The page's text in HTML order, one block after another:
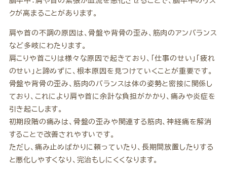
クが高まることがあります。
肩や首の不調の原因は、骨盤や背骨の歪み、筋肉のアンバランス
など多岐にわたります。
肩こりや首こりは様々な原因で起きており、「仕事のせい」「疲れ
のせい」と諦めずに、根本原因を見つけていくことが重要です。
骨盤や背骨の歪み、筋肉のバランスは体の姿勢と密接に関係し
ており、これにより肩や首に余計な負担がかかり、痛みや炎症を
引き起こします。
初期段階の痛みは、骨盤の歪みや関連する筋肉、神経痛を解消
することで改善されやすいです。
ただし、痛み止めばかりに頼っていたり、長期間放置したりする
と悪化しやすくなり、完治もしにくくなります。